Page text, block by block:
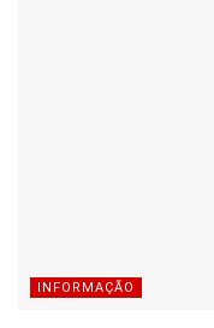
INFORMAÇÃO